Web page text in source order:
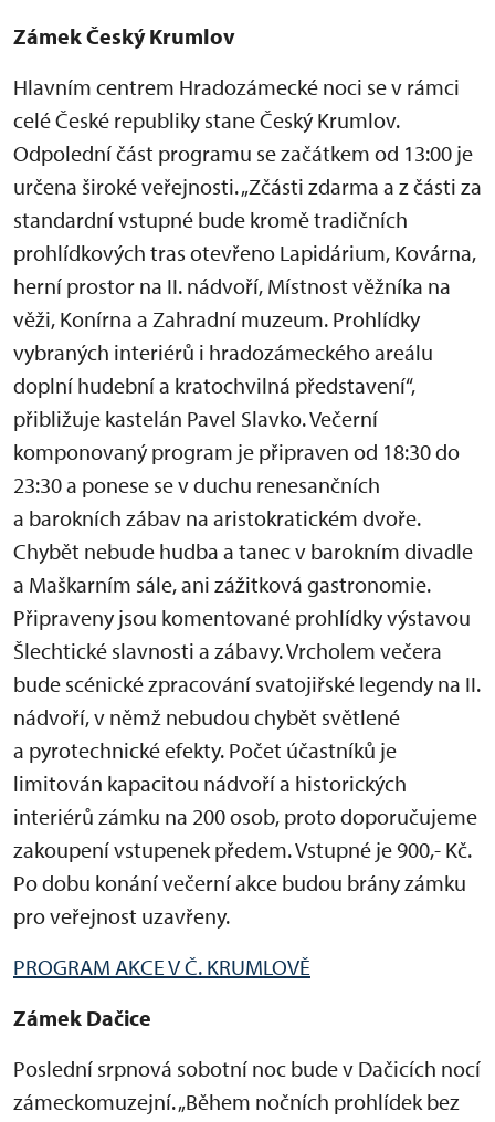
Zámek Český Krumlov
Hlavním centrem Hradozámecké noci se v rámci
celé České republiky stane Český Krumlov.
Odpolední část programu se začátkem od 13:00 je
určena široké veřejnosti. „Zčásti zdarma a z části za
standardní vstupné bude kromě tradičních
prohlídkových tras otevřeno Lapidárium, Kovárna,
herní prostor na II. nádvoří, Místnost věžníka na
věži, Konírna a Zahradní muzeum. Prohlídky
vybraných interiérů i hradozámeckého areálu
doplní hudební a kratochvilná představení“,
přibližuje kastelán Pavel Slavko. Večerní
komponovaný program je připraven od 18:30 do
23:30 a ponese se v duchu renesančních
a barokních zábav na aristokratickém dvoře.
Chybět nebude hudba a tanec v barokním divadle
a Maškarním sále, ani zážitková gastronomie.
Připraveny jsou komentované prohlídky výstavou
Šlechtické slavnosti a zábavy. Vrcholem večera
bude scénické zpracování svatojiřské legendy na II.
nádvoří, v němž nebudou chybět světlené
a pyrotechnické efekty. Počet účastníků je
limitován kapacitou nádvoří a historických
interiérů zámku na 200 osob, proto doporučujeme
zakoupení vstupenek předem. Vstupné je 900,- Kč.
Po dobu konání večerní akce budou brány zámku
pro veřejnost uzavřeny.
PROGRAM AKCE V Č. KRUMLOVĚ
Zámek Dačice
Poslední srpnová sobotní noc bude v Dačicích nocí
zámeckomuzejní. „Během nočních prohlídek bez